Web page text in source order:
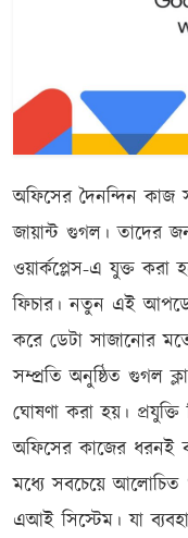
অফিসের দৈনন্দিন
জায়ান্ট গুগল। তাদের
ওয়ার্কপ্লেস-এ যুক্ত করা
ফিচার। নতুন এই
করে ডেটা সাজানোর
সম্প্রতি অনুষ্ঠিত গুগল
ঘোষণা করা হয়।
অফিসের কাজের ধরনই
মধ্যে সবচেয়ে আলোচিত
এআই সিস্টেম। যা